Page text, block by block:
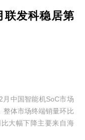
联发科稳居第
中国智能机SoC市场
整体市场终端销量环比
大幅下降主要来自海